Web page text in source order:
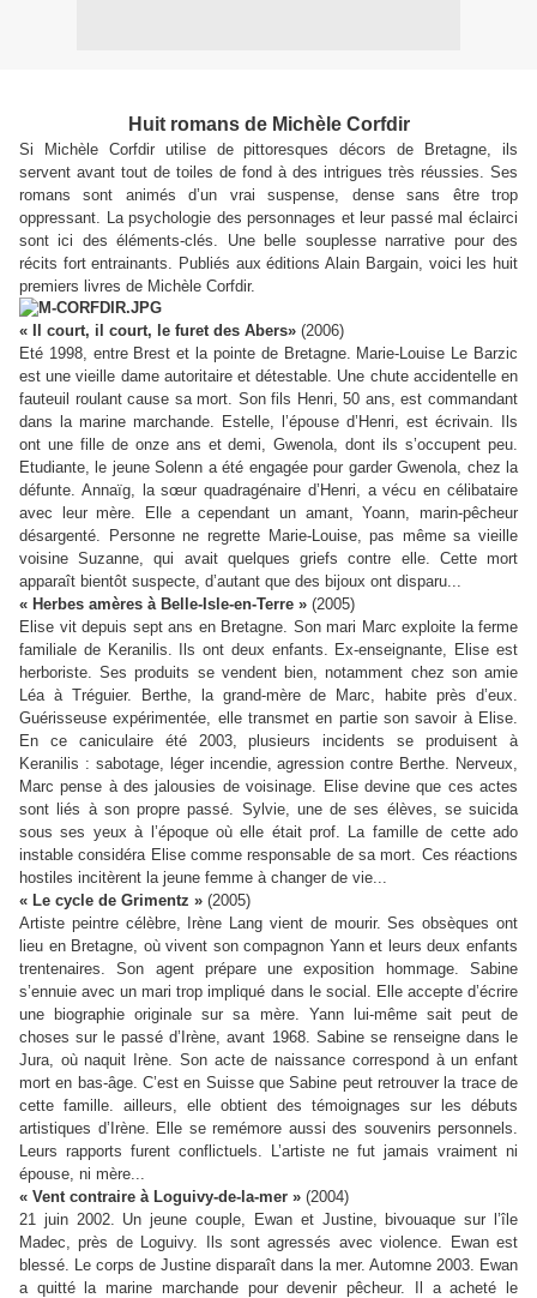
Huit romans de Michèle Corfdir
Si Michèle Corfdir utilise de pittoresques décors de Bretagne, ils
servent avant tout de toiles de fond à des intrigues très réussies. Ses
romans sont animés d’un vrai suspense, dense sans être trop
oppressant. La psychologie des personnages et leur passé mal éclairci
sont ici des éléments-clés. Une belle souplesse narrative pour des
récits fort entrainants. Publiés aux éditions Alain Bargain, voici les huit
premiers livres de Michèle Corfdir.
« Il court, il court, le furet des Abers» (2006)
Eté 1998, entre Brest et la pointe de Bretagne. Marie-Louise Le Barzic
est une vieille dame autoritaire et détestable. Une chute accidentelle en
fauteuil roulant cause sa mort. Son fils Henri, 50 ans, est commandant
dans la marine marchande. Estelle, l’épouse d’Henri, est écrivain. Ils
ont une fille de onze ans et demi, Gwenola, dont ils s’occupent peu.
Etudiante, le jeune Solenn a été engagée pour garder Gwenola, chez la
défunte. Annaïg, la sœur quadragénaire d’Henri, a vécu en célibataire
avec leur mère. Elle a cependant un amant, Yoann, marin-pêcheur
désargenté. Personne ne regrette Marie-Louise, pas même sa vieille
voisine Suzanne, qui avait quelques griefs contre elle. Cette mort
apparaît bientôt suspecte, d’autant que des bijoux ont disparu...
« Herbes amères à Belle-Isle-en-Terre » (2005)
Elise vit depuis sept ans en Bretagne. Son mari Marc exploite la ferme
familiale de Keranilis. Ils ont deux enfants. Ex-enseignante, Elise est
herboriste. Ses produits se vendent bien, notamment chez son amie
Léa à Tréguier. Berthe, la grand-mère de Marc, habite près d’eux.
Guérisseuse expérimentée, elle transmet en partie son savoir à Elise.
En ce caniculaire été 2003, plusieurs incidents se produisent à
Keranilis : sabotage, léger incendie, agression contre Berthe. Nerveux,
Marc pense à des jalousies de voisinage. Elise devine que ces actes
sont liés à son propre passé. Sylvie, une de ses élèves, se suicida
sous ses yeux à l’époque où elle était prof. La famille de cette ado
instable considéra Elise comme responsable de sa mort. Ces réactions
hostiles incitèrent la jeune femme à changer de vie...
« Le cycle de Grimentz » (2005)
Artiste peintre célèbre, Irène Lang vient de mourir. Ses obsèques ont
lieu en Bretagne, où vivent son compagnon Yann et leurs deux enfants
trentenaires. Son agent prépare une exposition hommage. Sabine
s’ennuie avec un mari trop impliqué dans le social. Elle accepte d’écrire
une biographie originale sur sa mère. Yann lui-même sait peut de
choses sur le passé d’Irène, avant 1968. Sabine se renseigne dans le
Jura, où naquit Irène. Son acte de naissance correspond à un enfant
mort en bas-âge. C’est en Suisse que Sabine peut retrouver la trace de
cette famille. ailleurs, elle obtient des témoignages sur les débuts
artistiques d’Irène. Elle se remémore aussi des souvenirs personnels.
Leurs rapports furent conflictuels. L’artiste ne fut jamais vraiment ni
épouse, ni mère...
« Vent contraire à Loguivy-de-la-mer » (2004)
21 juin 2002. Un jeune couple, Ewan et Justine, bivouaque sur l’île
Madec, près de Loguivy. Ils sont agressés avec violence. Ewan est
blessé. Le corps de Justine disparaît dans la mer. Automne 2003. Ewan
a quitté la marine marchande pour devenir pêcheur. Il a acheté le